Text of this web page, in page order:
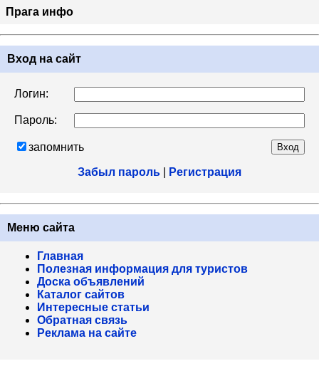
Прага инфо
Вход на сайт
Логин:
Пароль:
запомнить
Забыл пароль Регистрация
Меню сайта
Главная
Полезная информация для туристов
Доска объявлений
Каталог сайтов
Интересные статьи
Обратная связь
Реклама на сайте